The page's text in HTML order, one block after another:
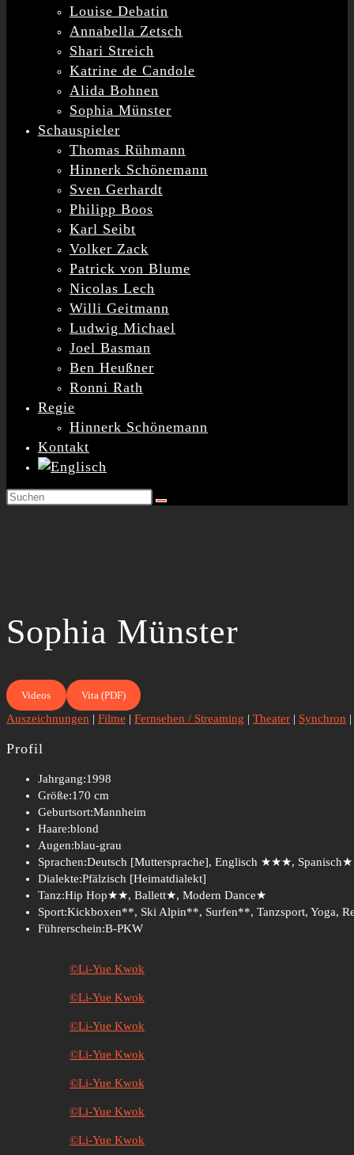
Louise Debatin
Annabella Zetsch
Shari Streich
Katrine de Candole
Alida Bohnen
Sophia Münster
Schauspieler
Thomas Rühmann
Hinnerk Schönemann
Sven Gerhardt
Philipp Boos
Karl Seibt
Volker Zack
Patrick von Blume
Nicolas Lech
Willi Geitmann
Ludwig Michael
Joel Basman
Ben Heußner
Ronni Rath
Regie
Hinnerk Schönemann
Kontakt
Sophia Münster
Videos Vita (PDF)
Auszeichnungen | Filme | Fernsehen / Streaming | Theater | Synchron |
Profil
Jahrgang:1998
Größe:170 cm
Geburtsort:Mannheim
Haare:blond
Augen:blau-grau
Sprachen:Deutsch [Muttersprache], Englisch ★★★, Spanisch★
Dialekte:Pfälzisch [Heimatdialekt]
Tanz:Hip Hop★★, Ballett★, Modern Dance★
Sport:Kickboxen**, Ski Alpin**, Surfen**, Tanzsport, Yoga,
Führerschein:B-PKW
©Li-Yue Kwok
©Li-Yue Kwok
©Li-Yue Kwok
©Li-Yue Kwok
©Li-Yue Kwok
©Li-Yue Kwok
©Li-Yue Kwok